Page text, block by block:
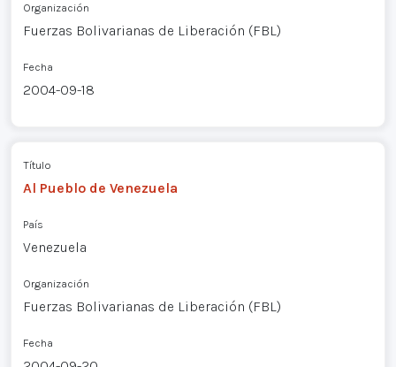
Organización
Fuerzas Bolivarianas de Liberación (FBL)
Fecha
2004-09-18
Título
Al Pueblo de Venezuela
País
Venezuela
Organización
Fuerzas Bolivarianas de Liberación (FBL)
Fecha